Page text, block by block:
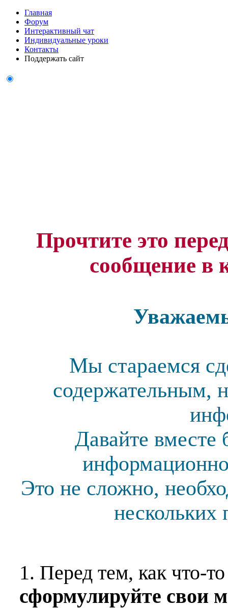
Главная
Форум
Интерактивный чат
Индивидуальные уроки
Контакты
Поддержать сайт
Прочтите это
сообщение в
Мы стараемся
содержательным,
Давайте вместе
Это не сложно,
нескольких
1. Перед тем, как что-
сформулируйте свои